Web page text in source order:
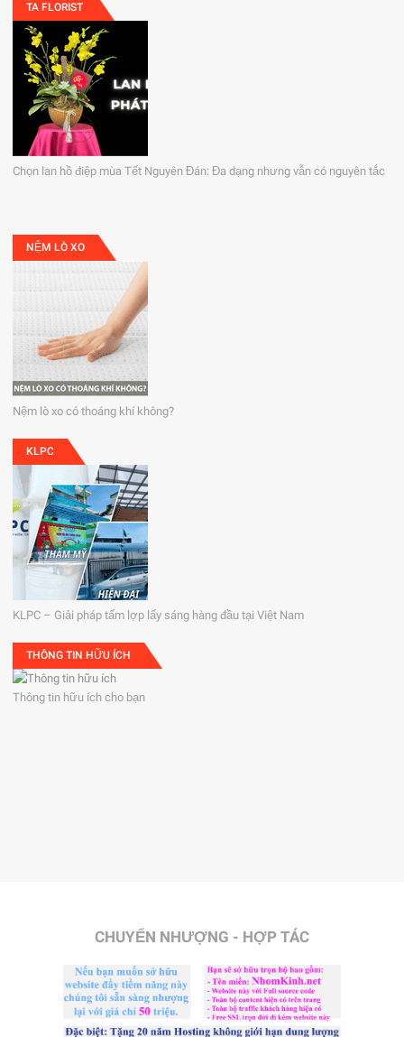
TA FLORIST
Chọn lan hồ điệp mùa Tết Nguyên Đán: Đa dạng nhưng vẫn có nguyên tắc
NỆM LÒ XO
Nệm lò xo có thoáng khí không?
KLPC
KLPC – Giải pháp tấm lợp lấy sáng hàng đầu tại Việt Nam
THÔNG TIN HỮU ÍCH
Thông tin hữu ích cho bạn
CHUYỂN NHƯỢNG - HỢP TÁC